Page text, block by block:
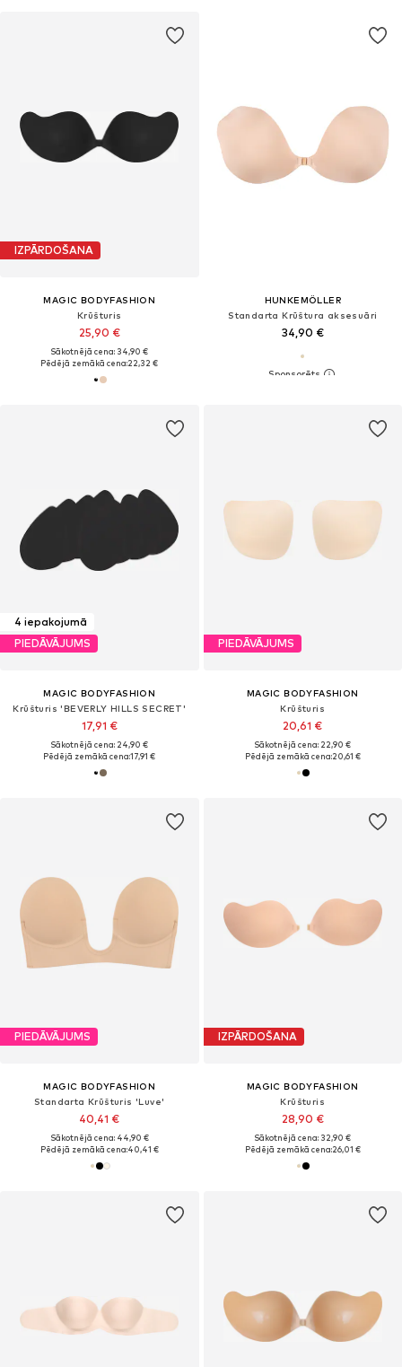
IZPĀRDOŠANA
MAGIC BODYFASHION
Krūšturis
25,90 €
Sākotnējā cena: 34,90 €
Pēdējā zemākā cena:22,32 €
HUNKEMÖLLER
Standarta Krūštura aksesuāri
34,90 €
4 iepakojumā
PIEDĀVĀJUMS
MAGIC BODYFASHION
Krūšturis 'BEVERLY HILLS SECRET'
17,91 €
Sākotnējā cena: 24,90 €
Pēdējā zemākā cena:17,91 €
PIEDĀVĀJUMS
MAGIC BODYFASHION
Krūšturis
20,61 €
Sākotnējā cena: 22,90 €
Pēdējā zemākā cena:20,61 €
PIEDĀVĀJUMS
MAGIC BODYFASHION
Standarta Krūšturis 'Luve'
40,41 €
Sākotnējā cena: 44,90 €
Pēdējā zemākā cena:40,41 €
IZPĀRDOŠANA
MAGIC BODYFASHION
Krūšturis
28,90 €
Sākotnējā cena: 32,90 €
Pēdējā zemākā cena:26,01 €